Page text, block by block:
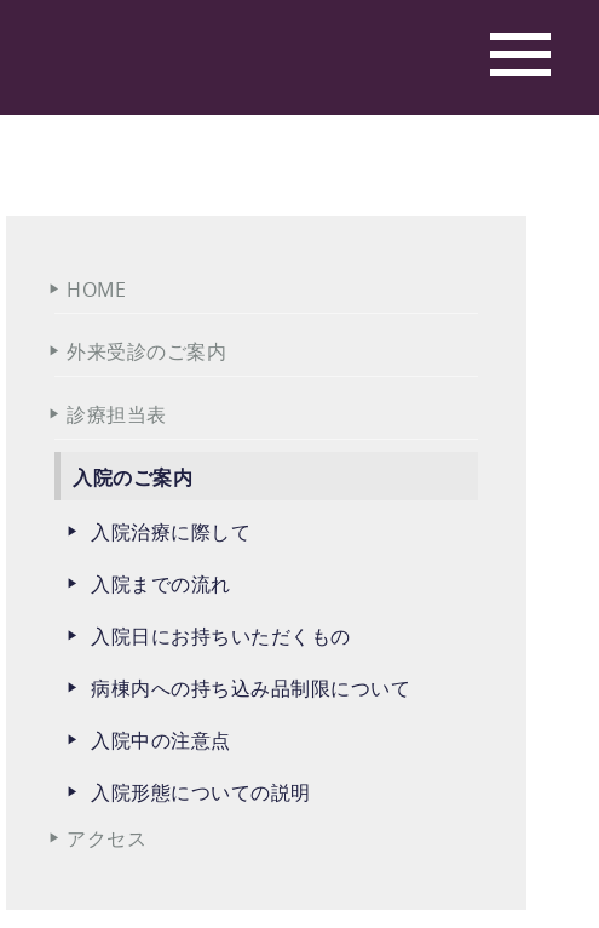
HOME
外来受診のご案内
診療担当表
入院のご案内
入院治療に際して
入院までの流れ
入院日にお持ちいただくもの
病棟内への持ち込み品制限について
入院中の注意点
入院形態についての説明
アクセス